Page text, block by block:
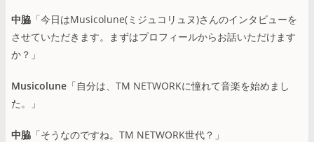
中脇 「今日はMusicolune(ミジュコリュヌ)さんのインタビューを
させていただきます。まずはプロフィールからお話いただけます
か？」
Musicolune 「自分は、TM NETWORKに憧れて音楽を始めまし
た。」
中脇 「そうなのですね。TM NETWORK世代？」